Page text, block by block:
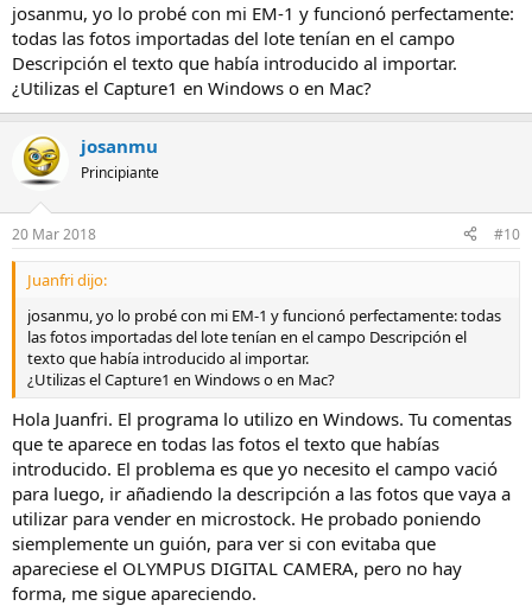
josanmu, yo lo probé con mi EM-1 y funcionó perfectamente:
todas las fotos importadas del lote tenían en el campo
Descripción el texto que había introducido al importar.
¿Utilizas el Capture1 en Windows o en Mac?
josanmu
Principiante
20 Mar 2018 #10
Juanfri dijo:
josanmu, yo lo probé con mi EM-1 y funcionó perfectamente: todas
las fotos importadas del lote tenían en el campo Descripción el
texto que había introducido al importar.
¿Utilizas el Capture1 en Windows o en Mac?
Hola Juanfri. El programa lo utilizo en Windows. Tu comentas
que te aparece en todas las fotos el texto que habías
introducido. El problema es que yo necesito el campo vació
para luego, ir añadiendo la descripción a las fotos que vaya a
utilizar para vender en microstock. He probado poniendo
siemplemente un guión, para ver si con evitaba que
apareciese el OLYMPUS DIGITAL CAMERA, pero no hay
forma, me sigue apareciendo.